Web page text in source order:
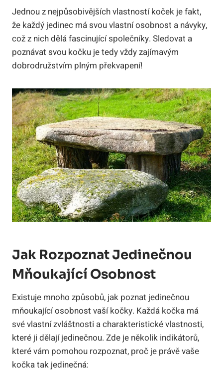
Jednou z nejpůsobivějších vlastností koček je fakt,
že každý jedinec má svou vlastní osobnost a návyky,
což z nich dělá fascinující společníky. Sledovat a
poznávat svou kočku je tedy vždy zajímavým
dobrodružstvím plným překvapení!
Jak Rozpoznat Jedinečnou
Mňoukající Osobnost
Existuje mnoho způsobů, jak poznat jedinečnou
mňoukající osobnost vaší kočky. Každá kočka má
své vlastní zvláštnosti a charakteristické vlastnosti,
které ji dělají jedinečnou. Zde je několik indikátorů,
které vám pomohou rozpoznat, proč je právě vaše
kočka tak jedinečná: